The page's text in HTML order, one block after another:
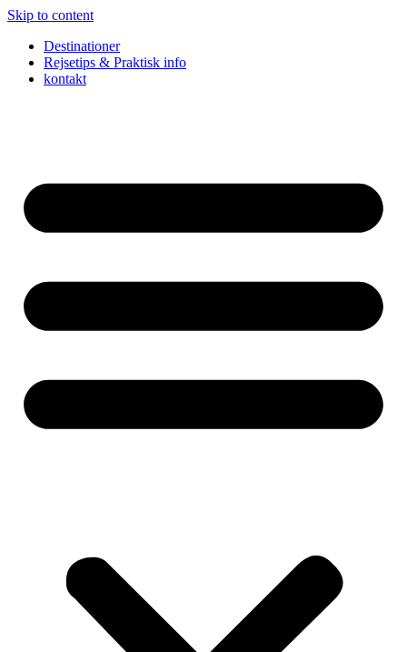
Skip to content
Destinationer
Rejsetips & Praktisk info
kontakt